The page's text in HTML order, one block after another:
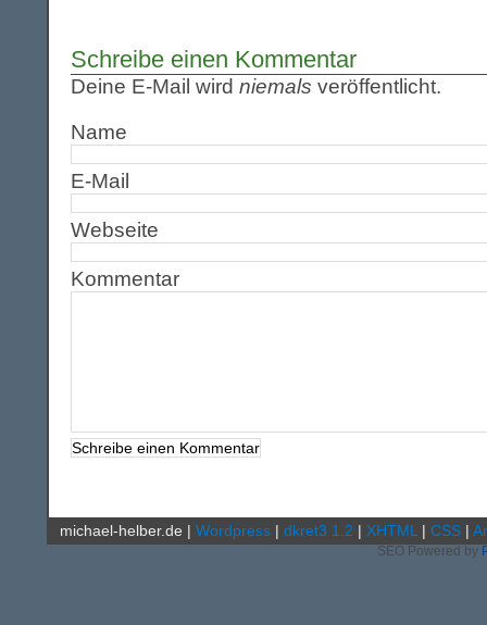
Schreibe einen Kommentar
Deine E-Mail wird niemals veröffentlicht.
Name
E-Mail
Webseite
Kommentar
michael-helber.de | Wordpress | dkret3 1.2 | XHTML | CSS |
SEO Powered by